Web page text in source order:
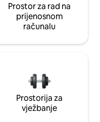
Prostor za rad na
prijenosnom
računalu
Prostorija za
vježbanje